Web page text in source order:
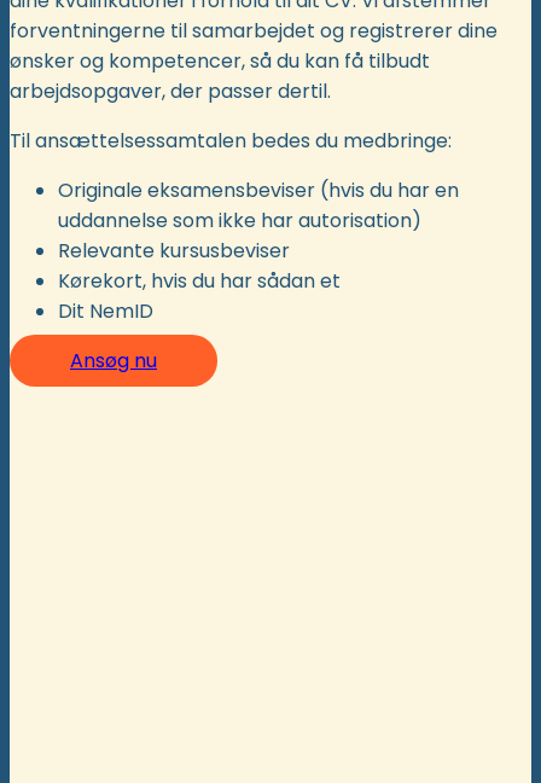
forventningerne til samarbejdet og registrerer dine
ønsker og kompetencer, så du kan få tilbudt
arbejdsopgaver, der passer dertil.
Til ansættelsessamtalen bedes du medbringe:
Originale eksamensbeviser (hvis du har en
uddannelse som ikke har autorisation)
Relevante kursusbeviser
Kørekort, hvis du har sådan et
Dit NemID
Ansøg nu